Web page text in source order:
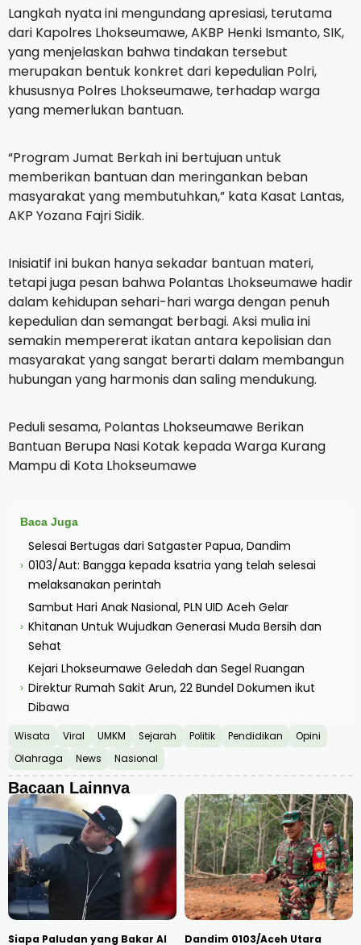
Langkah nyata ini mengundang apresiasi, terutama
dari Kapolres Lhokseumawe, AKBP Henki Ismanto, SIK,
yang menjelaskan bahwa tindakan tersebut
merupakan bentuk konkret dari kepedulian Polri,
khususnya Polres Lhokseumawe, terhadap warga
yang memerlukan bantuan.
“Program Jumat Berkah ini bertujuan untuk
memberikan bantuan dan meringankan beban
masyarakat yang membutuhkan,” kata Kasat Lantas,
AKP Yozana Fajri Sidik.
Inisiatif ini bukan hanya sekadar bantuan materi,
tetapi juga pesan bahwa Polantas Lhokseumawe hadir
dalam kehidupan sehari-hari warga dengan penuh
kepedulian dan semangat berbagi. Aksi mulia ini
semakin mempererat ikatan antara kepolisian dan
masyarakat yang sangat berarti dalam membangun
hubungan yang harmonis dan saling mendukung.
Peduli sesama, Polantas Lhokseumawe Berikan
Bantuan Berupa Nasi Kotak kepada Warga Kurang
Mampu di Kota Lhokseumawe
Baca Juga
›
Selesai Bertugas dari Satgaster Papua, Dandim
0103/Aut: Bangga kepada ksatria yang telah selesai
melaksanakan perintah
›
Sambut Hari Anak Nasional, PLN UID Aceh Gelar
Khitanan Untuk Wujudkan Generasi Muda Bersih dan
Sehat
›
Kejari Lhokseumawe Geledah dan Segel Ruangan
Direktur Rumah Sakit Arun, 22 Bundel Dokumen ikut
Dibawa
Wisata Viral UMKM Sejarah Politik Pendidikan
Opini
Olahraga
News Nasional
Bacaan Lainnya
Siapa Paludan yang Bakar Al Dandim 0103/Aceh Utara